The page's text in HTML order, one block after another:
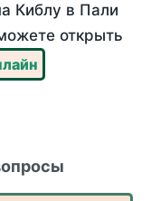
Киблу в Пали
открыть